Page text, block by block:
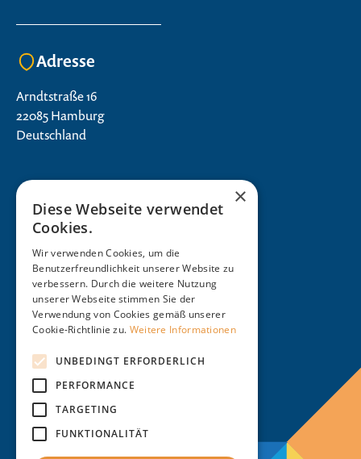
Adresse
Arndtstraße 16
22085 Hamburg
Deutschland
Folgen Sie uns auf LinkedIn!
×
Diese Webseite verwendet
Cookies.
Wir verwenden Cookies, um die
Benutzerfreundlichkeit unserer Website zu
verbessern. Durch die weitere Nutzung
unserer Webseite stimmen Sie der
Verwendung von Cookies gemäß unserer
Cookie-Richtlinie zu. Weitere Informationen
UNBEDINGT ERFORDERLICH
PERFORMANCE
TARGETING
FUNKTIONALITÄT